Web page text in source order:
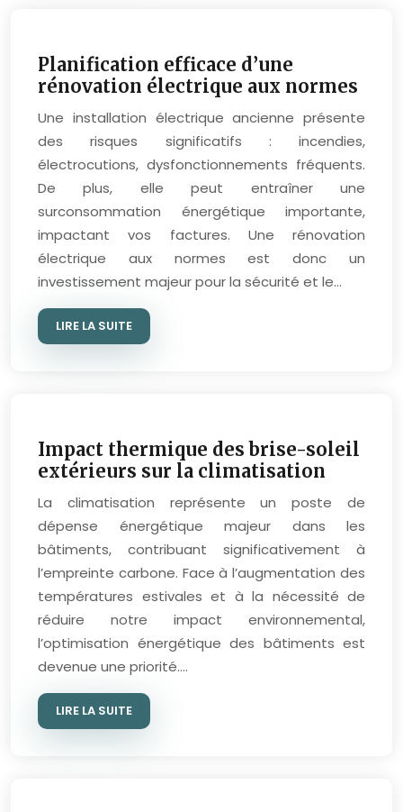
Planification efficace d’une
rénovation électrique aux normes
Une installation électrique ancienne présente
des risques significatifs : incendies,
électrocutions, dysfonctionnements fréquents.
De plus, elle peut entraîner une
surconsommation énergétique importante,
impactant vos factures. Une rénovation
électrique aux normes est donc un
investissement majeur pour la sécurité et le…
LIRE LA SUITE
Impact thermique des brise-soleil
extérieurs sur la climatisation
La climatisation représente un poste de
dépense énergétique majeur dans les
bâtiments, contribuant significativement à
l’empreinte carbone. Face à l’augmentation des
températures estivales et à la nécessité de
réduire notre impact environnemental,
l’optimisation énergétique des bâtiments est
devenue une priorité….
LIRE LA SUITE